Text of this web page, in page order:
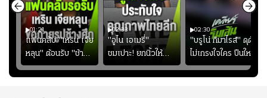
01:21
แฟนคลับ "เหริน เจีย
หลุน" ต้อนรับ "ช้าง
ศึก" กลับบ้าน
02:33
"อูไน เอเมรี่"
ชมเปาะ! ยกนิ้วให้
แท็กติกบีจี แฮปปี้
สุดๆ กับการเยือนไทย
02:30
"บรูโน่ กิมาไรส์" ดุดัน
ไม่เกรงใจใคร ปืนใหญ่
เสิรมอาวุธหนัก